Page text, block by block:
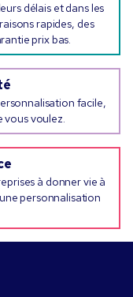
délais et dans les
rapides, des
prix bas.
facile,
vous voulez.
à donner vie à
personnalisation